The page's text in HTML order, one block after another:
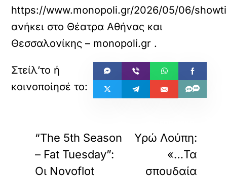
https://www.monopoli.gr/2026/05/06/
ανήκει στο Θέατρα Αθήνας και
Θεσσαλονίκης – monopoli.gr .
“The 5th Season
– Fat Tuesday”:
Οι Novoflot
Υρώ Λούπη:
«…Τα
σπουδαία